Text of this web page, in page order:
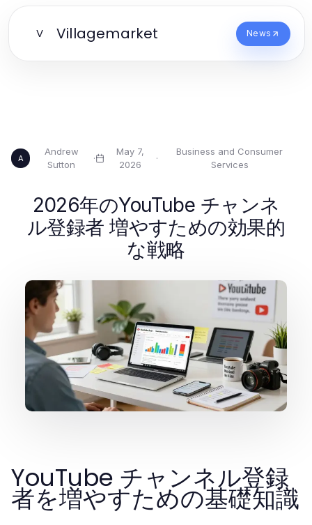
V Villagemarket News
A
Andrew
Sutton
·
May 7,
2026
·
Business and Consumer
Services
2026年のYouTube チャンネ
ル登録者 増やすための効果的
な戦略
YouTube チャンネル登録
者を増やすための基礎知識